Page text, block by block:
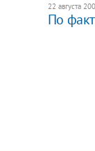
22 августа
По